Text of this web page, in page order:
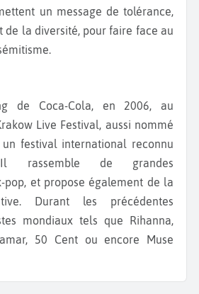
un message de tolérance,
de la diversité, pour faire face au
Live Festival, aussi nommé
un festival international reconnu
Il rassemble de grandes
pop, et propose également de la
Durant les précédentes
mondiaux tels que Rihanna,
50 Cent ou encore Muse